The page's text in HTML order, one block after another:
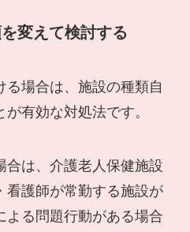
変えて検討する
る場合は、施設の種類自
有効な対処法です。
合は、介護老人保健施設
看護師が常勤する施設が
よる問題行動がある場合